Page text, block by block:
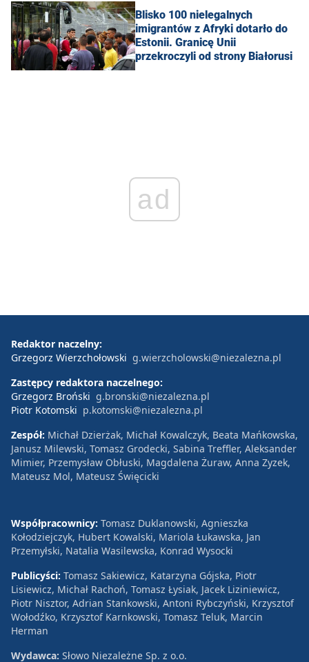
Blisko 100 nielegalnych
imigrantów z Afryki dotarło do
Estonii. Granicę Unii
przekroczyli od strony Białorusi
ad
Redaktor naczelny:
Grzegorz Wierzchołowski g.wierzcholowski@niezalezna.pl
Zastępcy redaktora naczelnego:
Grzegorz Broński g.bronski@niezalezna.pl
Piotr Kotomski p.kotomski@niezalezna.pl
Zespół: Michał Dzierżak, Michał Kowalczyk, Beata Mańkowska,
Janusz Milewski, Tomasz Grodecki, Sabina Treffler, Aleksander
Mimier, Przemysław Obłuski, Magdalena Żuraw, Anna Zyzek,
Mateusz Mol, Mateusz Święcicki
Współpracownicy: Tomasz Duklanowski, Agnieszka
Kołodziejczyk, Hubert Kowalski, Mariola Łukawska, Jan
Przemyłski, Natalia Wasilewska, Konrad Wysocki
Publicyści: Tomasz Sakiewicz, Katarzyna Gójska, Piotr
Lisiewicz, Michał Rachoń, Tomasz Łysiak, Jacek Liziniewicz,
Piotr Nisztor, Adrian Stankowski, Antoni Rybczyński, Krzysztof
Wołodźko, Krzysztof Karnkowski, Tomasz Teluk, Marcin
Herman
Wydawca: Słowo Niezależne Sp. z o.o.